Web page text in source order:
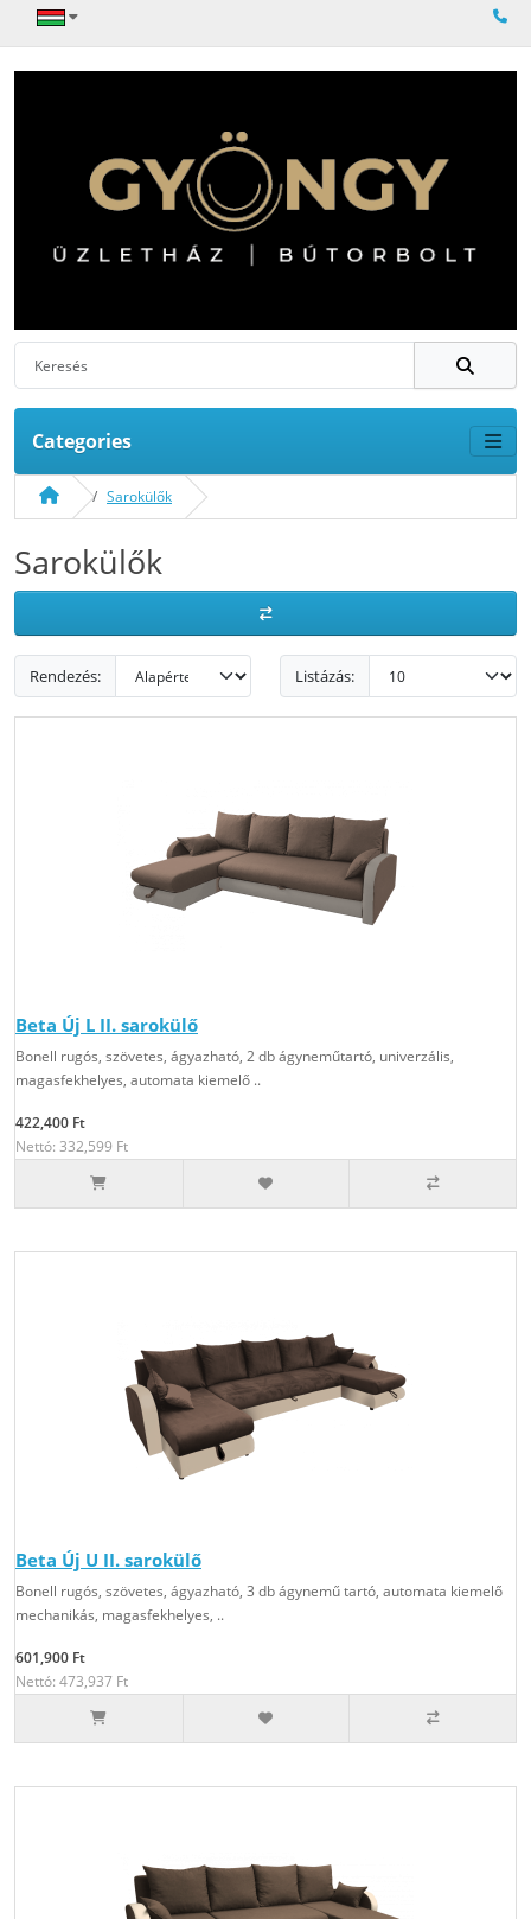
Categories
Sarokülők
Sarokülők
Rendezés: Listázás:
Beta Új L II. sarokülő
Bonell rugós, szövetes, ágyazható, 2 db ágyneműtartó, univerzális,
magasfekhelyes, automata kiemelő ..
422,400 Ft
Nettó: 332,599 Ft
Beta Új U II. sarokülő
Bonell rugós, szövetes, ágyazható, 3 db ágynemű tartó, automata kiemelő
mechanikás, magasfekhelyes, ..
601,900 Ft
Nettó: 473,937 Ft